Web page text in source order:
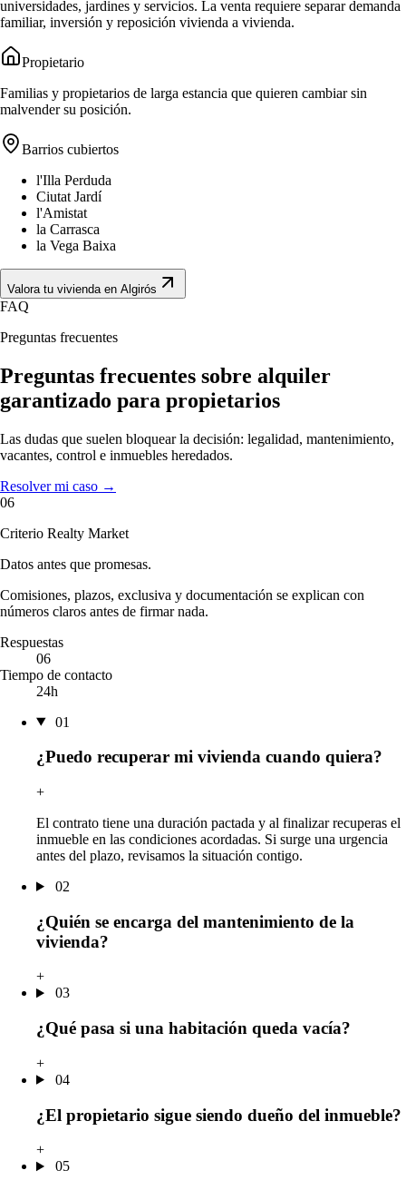
universidades, jardines y servicios. La venta requiere separar demanda
familiar, inversión y reposición vivienda a vivienda.
Propietario
Familias y propietarios de larga estancia que quieren cambiar sin
malvender su posición.
Barrios cubiertos
l'Illa Perduda
Ciutat Jardí
l'Amistat
la Carrasca
la Vega Baixa
Valora tu vivienda en Algirós
FAQ
Preguntas frecuentes
Preguntas frecuentes sobre alquiler
garantizado para propietarios
Las dudas que suelen bloquear la decisión: legalidad, mantenimiento,
vacantes, control e inmuebles heredados.
Resolver mi caso →
06
Criterio Realty Market
Datos antes que promesas.
Comisiones, plazos, exclusiva y documentación se explican con
números claros antes de firmar nada.
Respuestas
06
Tiempo de contacto
24h
01
¿Puedo recuperar mi vivienda cuando quiera?
+
El contrato tiene una duración pactada y al finalizar recuperas el
inmueble en las condiciones acordadas. Si surge una urgencia
antes del plazo, revisamos la situación contigo.
02
¿Quién se encarga del mantenimiento de la
vivienda?
+
03
¿Qué pasa si una habitación queda vacía?
+
04
¿El propietario sigue siendo dueño del inmueble?
+
05